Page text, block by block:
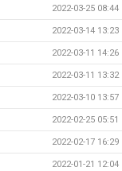
2022-03-25 08:44
2022-03-14 13:23
2022-03-11 14:26
2022-03-11 13:32
2022-03-10 13:57
2022-02-25 05:51
2022-02-17 16:29
2022-01-21 12:04